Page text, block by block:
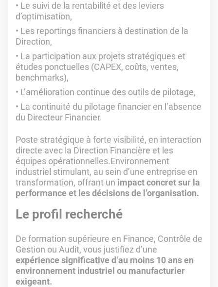
Le suivi de la rentabilité et des leviers
d’optimisation,
Les reportings financiers à destination de la
Direction,
La participation aux projets stratégiques et
études ponctuelles (CAPEX, coûts, ventes,
benchmarks),
L’amélioration continue des outils de pilotage,
La continuité du pilotage financier en l’absence
du Directeur Financier.
Poste stratégique à forte visibilité, en interaction
directe avec la Direction Financière et les
équipes opérationnelles.Environnement
industriel stimulant, au sein d’une entreprise en
transformation, offrant un impact concret sur la
performance et les décisions de l’organisation.
Le profil recherché
De formation supérieure en Finance, Contrôle de
Gestion ou Audit, vous justifiez d’une
expérience significative d’au moins 10 ans en
environnement industriel ou manufacturier
exigeant.